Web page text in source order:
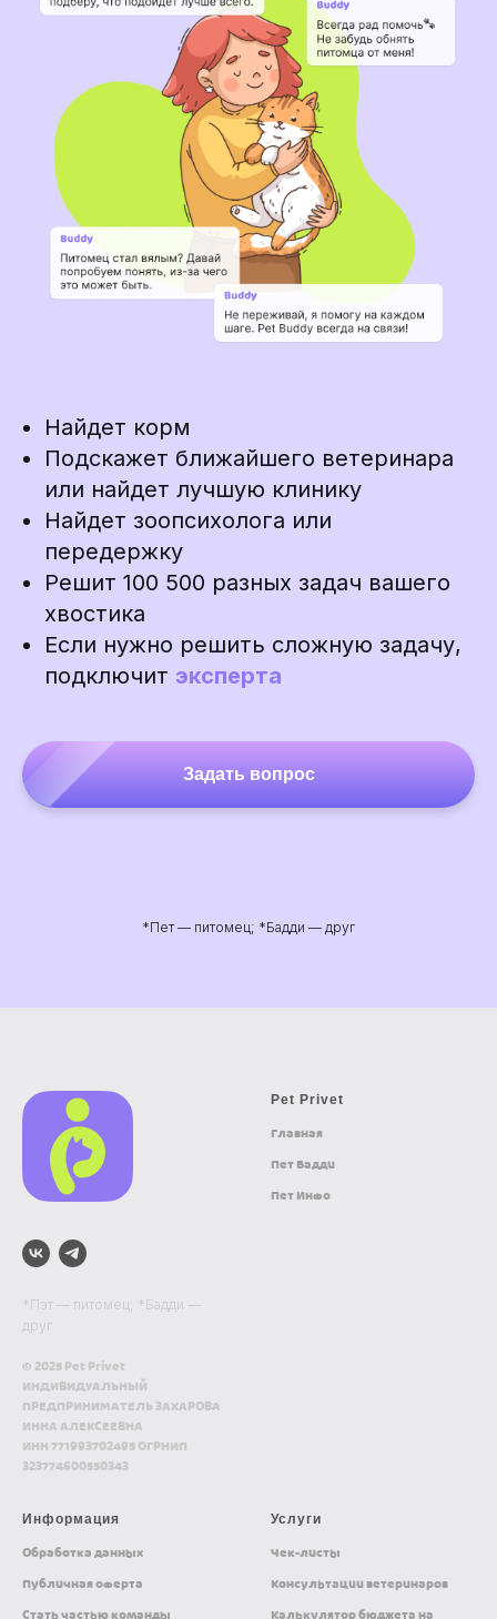
Найдет корм
Подскажет ближайшего ветеринара
или найдет лучшую клинику
Найдет зоопсихолога или
передержку
Решит 100 500 разных задач вашего
хвостика
Если нужно решить сложную задачу,
подключит эксперта
Задать вопрос
*Пет — питомец; *Бадди — друг
*Пэт — питомец; *Бадди —
друг
© 2025 Pet Privet
ИНДИВИДУАЛЬНЫЙ
ПРЕДПРИНИМАТЕЛЬ ЗАХАРОВА
ИННА АЛЕКСЕЕВНА
ИНН 771993702495 ОГРНИП
323774600550343
Pet Privet
Главная
Пет Бадди
Пет Инфо
Информация
Обработка данных
Публичная оферта
Услуги
Чек-листы
Консультации ветеринаров